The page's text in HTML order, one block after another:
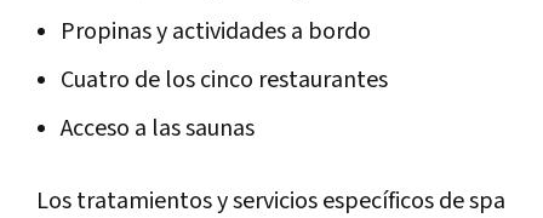
Propinas y actividades a bordo
Cuatro de los cinco restaurantes
Acceso a las saunas
Los tratamientos y servicios específicos de spa